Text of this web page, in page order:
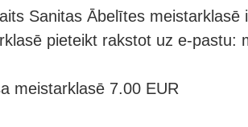
Sanitas Ābelītes meistarklasē
pieteikt rakstot uz e-pastu:
meistarklasē 7.00 EUR